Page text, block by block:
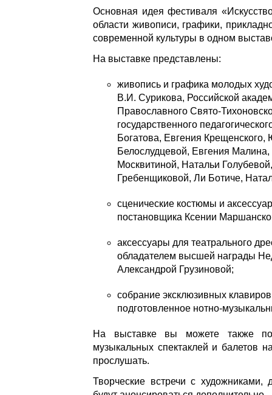
Основная идея фестиваля
области живописи, графики,
современной культуры в одном
На выставке представлены:
живопись и графика молодых
В.И. Сурикова, Российской
Православного Свято-
государственного
Богатова, Евгения
Белослудцевой, Евгения
Москвитиной, Натальи
Гребенщиковой, Ли Ботиче,
cценические костюмы и
постановщика Ксении
аксессуары для театрального
обладателем высшей награды
Александрой Грузиновой;
собрание эксклюзивных
подготовленное нотно-
На выставке вы можете также
музыкальных спектаклей и балетов
прослушать.
Творческие встречи с художниками,